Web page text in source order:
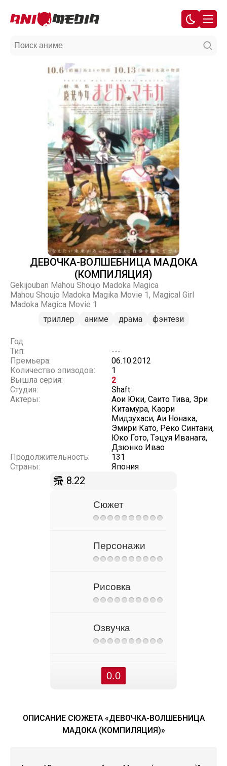
ДЕВОЧКА-ВОЛШЕБНИЦА МАДОКА
(КОМПИЛЯЦИЯ)
Gekijouban Mahou Shoujo Madoka Magica
Mahou Shoujo Madoka Magika Movie 1, Magical Girl
Madoka Magica Movie 1
триллер
аниме драма фэнтези
Год:
Тип:
---
Премьера:
06.10.2012
Количество эпизодов:
1
Вышла серия:
2
Студия:
Shaft
Актеры:
Аои Юки, Саито Тива, Эри
Китамура, Каори
Мидзухаси, Аи Нонака,
Эмири Като, Рёко Синтани,
Юко Гото, Тэцуя Иванага,
Дзюнко Ивао
Продолжительность:
131
Страны:
Япония
8.22
Сюжет
Персонажи
Рисовка
Озвучка
0.0
ОПИСАНИЕ СЮЖЕТА «ДЕВОЧКА-ВОЛШЕБНИЦА
МАДОКА (КОМПИЛЯЦИЯ)»